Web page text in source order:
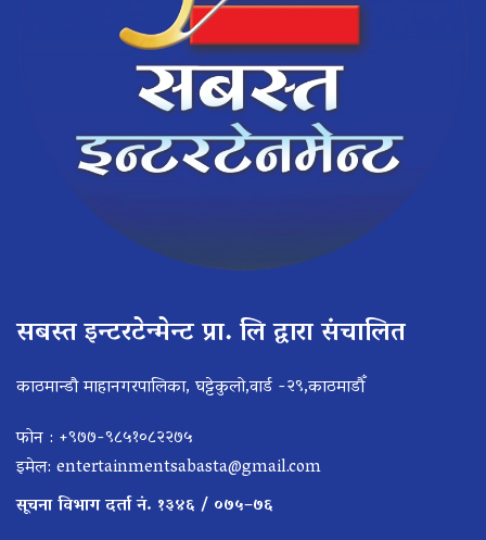
सबस्त इन्टरटेन्मेन्ट प्रा. लि द्वारा संचालित
काठमान्डौ माहानगरपालिका, घट्टेकुलो,वार्ड -२९,काठमाडौँ
फोन : +९७७-९८५१०८२२७५
इमेल: entertainmentsabasta@gmail.com
सूचना विभाग दर्ता नं. १३४६ / ०७५–७६